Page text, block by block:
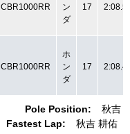
Pole Position:
秋吉
Fastest Lap:
秋吉 耕佑
CBR1000RR
ン
ダ
17
CBR1000RR
ホ
ン
ダ
17